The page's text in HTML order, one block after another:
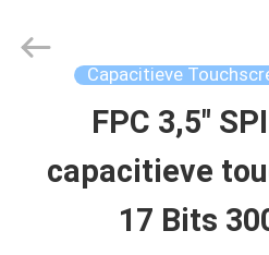
PRODUCTEN
ChengHao
Capacitieve
FPC 3,5"
capacitieve
17 Bits